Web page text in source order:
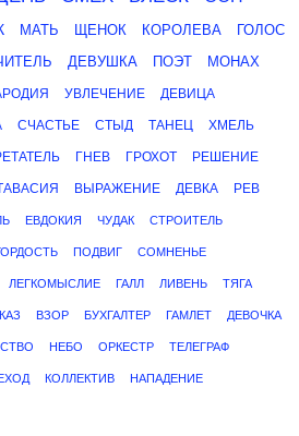
МАТЬ ЩЕНОК КОРОЛЕВА
ГОЛОС
ДЕВУШКА ПОЭТ
МОНАХ
УВЛЕЧЕНИЕ ДЕВИЦА
СЧАСТЬЕ СТЫД ТАНЕЦ ХМЕЛЬ
ГНЕВ ГРОХОТ РЕШЕНИЕ
ВЫРАЖЕНИЕ ДЕВКА РЕВ
ЕВДОКИЯ ЧУДАК СТРОИТЕЛЬ
ПОДВИГ СОМНЕНЬЕ
ЛЕГКОМЫСЛИЕ ГАЛЛ ЛИВЕНЬ ТЯГА
ВЗОР БУХГАЛТЕР ГАМЛЕТ ДЕВОЧКА
НЕБО ОРКЕСТР ТЕЛЕГРАФ
КОЛЛЕКТИВ НАПАДЕНИЕ